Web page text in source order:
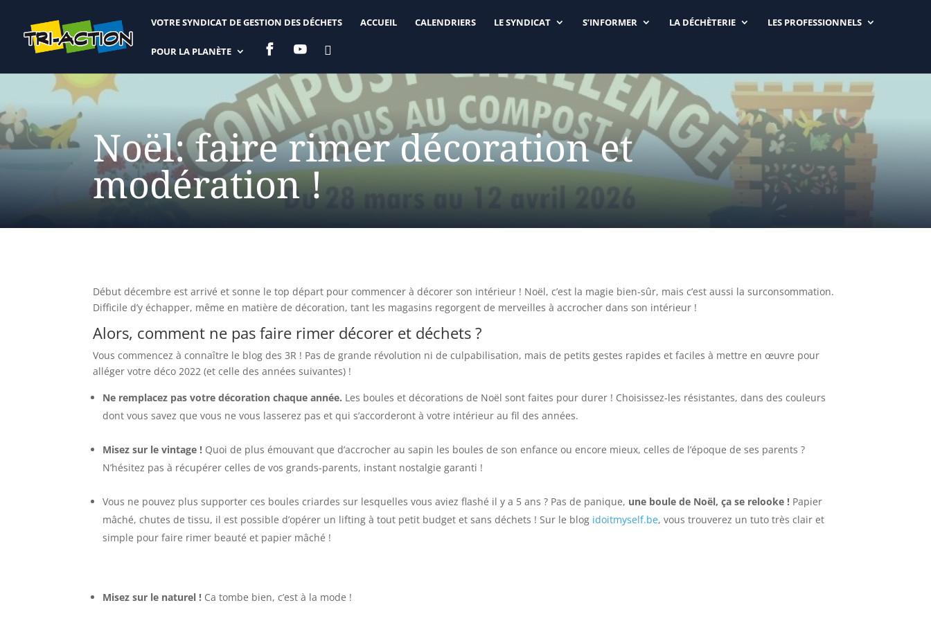
VOTRE SYNDICAT DE GESTION DES DÉCHETS ACCUEIL CALENDRIERS LE SYNDICAT S’INFORMER LA DÉCHÈTERIE LES PROFESSIONNELS
POUR LA PLANÈTE   
Noël: faire rimer décoration et
modération !
Début décembre est arrivé et sonne le top départ pour commencer à décorer son intérieur ! Noël, c’est la magie bien-sûr, mais c’est aussi la surconsommation.
Difficile d’y échapper, même en matière de décoration, tant les magasins regorgent de merveilles à accrocher dans son intérieur !
Alors, comment ne pas faire rimer décorer et déchets ?
Vous commencez à connaître le blog des 3R ! Pas de grande révolution ni de culpabilisation, mais de petits gestes rapides et faciles à mettre en œuvre pour
alléger votre déco 2022 (et celle des années suivantes) !
Ne remplacez pas votre décoration chaque année. Les boules et décorations de Noël sont faites pour durer ! Choisissez-les résistantes, dans des couleurs
dont vous savez que vous ne vous lasserez pas et qui s’accorderont à votre intérieur au fil des années.
Misez sur le vintage ! Quoi de plus émouvant que d’accrocher au sapin les boules de son enfance ou encore mieux, celles de l’époque de ses parents ?
N’hésitez pas à récupérer celles de vos grands-parents, instant nostalgie garanti !
Vous ne pouvez plus supporter ces boules criardes sur lesquelles vous aviez flashé il y a 5 ans ? Pas de panique, une boule de Noël, ça se relooke ! Papier
mâché, chutes de tissu, il est possible d’opérer un lifting à tout petit budget et sans déchets ! Sur le blog idoitmyself.be, vous trouverez un tuto très clair et
simple pour faire rimer beauté et papier mâché !
Misez sur le naturel ! Ca tombe bien, c’est à la mode !